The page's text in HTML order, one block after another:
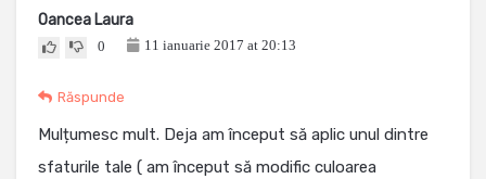
Oancea Laura
0 11 ianuarie 2017 at 20:13
Răspunde
Mulțumesc mult. Deja am început să aplic unul dintre
sfaturile tale ( am început să modific culoarea